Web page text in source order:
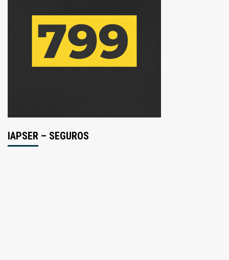
IAPSER – SEGUROS